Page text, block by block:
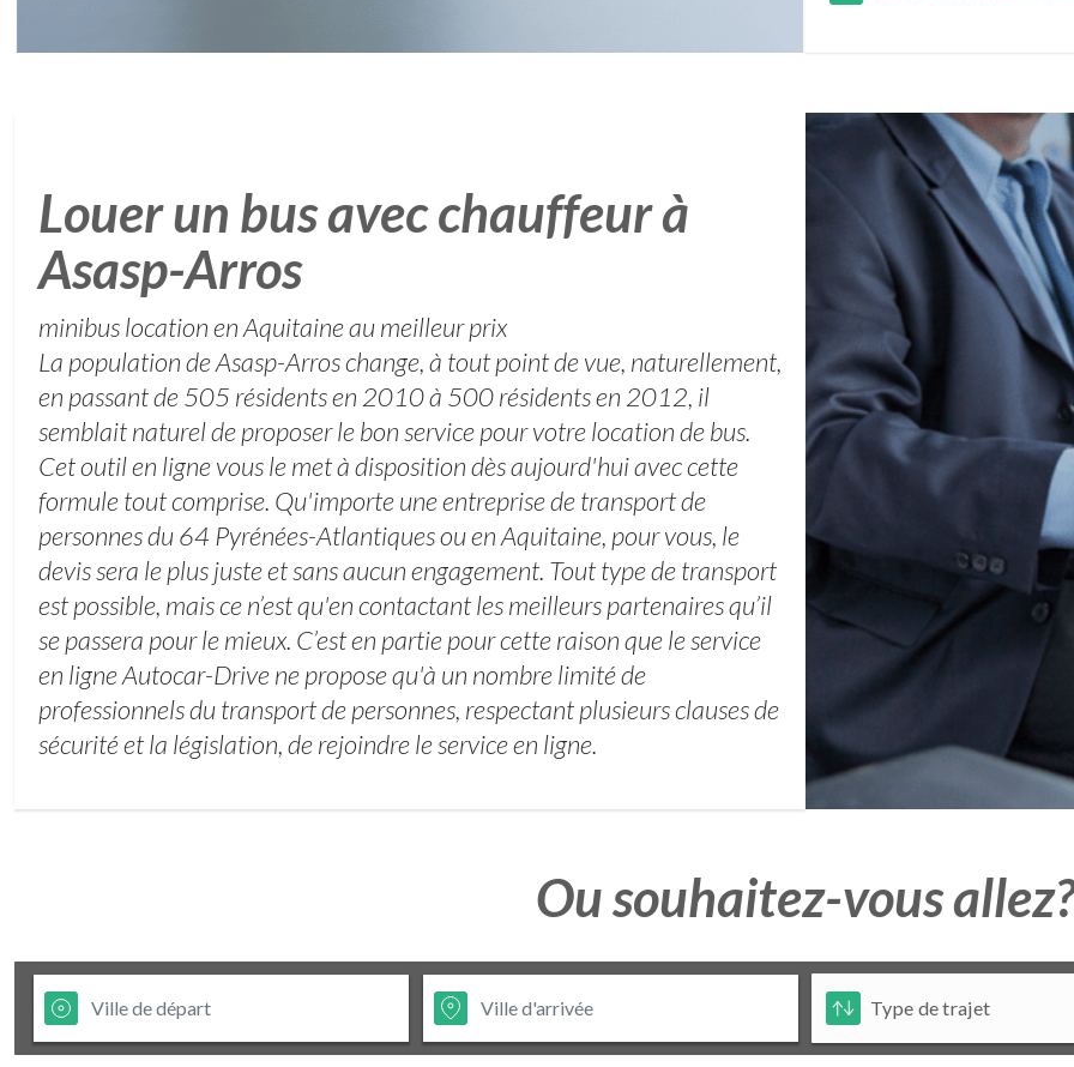
Louer un bus avec chauffeur à
Asasp-Arros
minibus location en Aquitaine au meilleur prix
La population de Asasp-Arros change, à tout point de vue, naturellement,
en passant de 505 résidents en 2010 à 500 résidents en 2012, il
semblait naturel de proposer le bon service pour votre location de bus.
Cet outil en ligne vous le met à disposition dès aujourd'hui avec cette
formule tout comprise. Qu'importe une entreprise de transport de
personnes du 64 Pyrénées-Atlantiques ou en Aquitaine, pour vous, le
devis sera le plus juste et sans aucun engagement. Tout type de transport
est possible, mais ce n’est qu'en contactant les meilleurs partenaires qu’il
se passera pour le mieux. C’est en partie pour cette raison que le service
en ligne Autocar-Drive ne propose qu'à un nombre limité de
professionnels du transport de personnes, respectant plusieurs clauses de
sécurité et la législation, de rejoindre le service en ligne.
Ou souhaitez-vous allez?